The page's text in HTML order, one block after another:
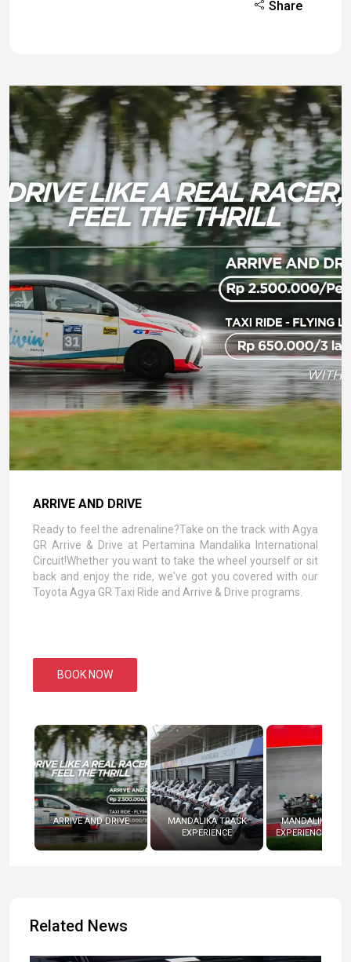
Share
ARRIVE AND DRIVE
Ready to feel the adrenaline?Take on the track with Agya
GR Arrive & Drive at Pertamina Mandalika International
Circuit!Whether you want to take the wheel yourself or sit
back and enjoy the ride, we've got you covered with our
Toyota Agya GR Taxi Ride and Arrive & Drive programs.
BOOK NOW
ARRIVE AND DRIVE
MANDALIKA TRACK
EXPERIENCE
MANDALIKA
EXPERIENCE
Related News